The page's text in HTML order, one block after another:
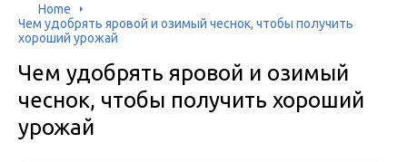
Home
Чем удобрять яровой и озимый чеснок, чтобы получить
хороший урожай
Чем удобрять яровой и озимый
чеснок, чтобы получить хороший
урожай